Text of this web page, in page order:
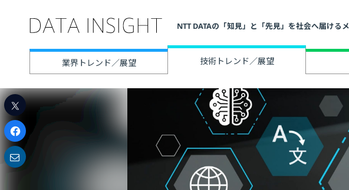
NTT DATAの「知見」と「先見」を社会へ届ける
業界トレンド／展望 技術トレンド／展望